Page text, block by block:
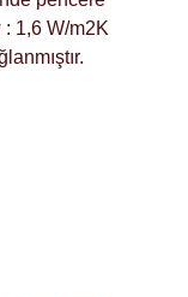
1,6 W/m2K